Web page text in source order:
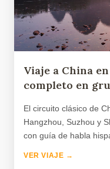
Viaje a China
completo en
El circuito clásico de
Hangzhou, Suzhou y
con guía de habla
VER VIAJE →